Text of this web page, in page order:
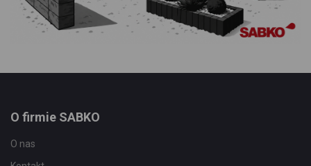
O firmie SABKO
O nas